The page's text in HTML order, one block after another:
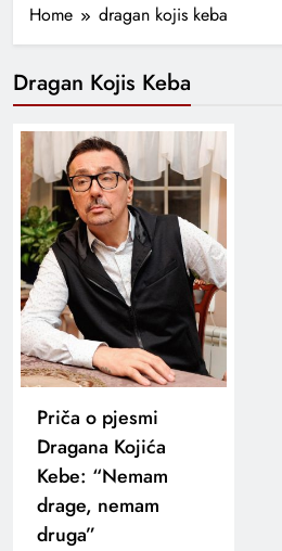
Home dragan kojis keba
Dragan Kojis Keba
Priča o pjesmi
Dragana Kojića
Kebe: “Nemam
drage, nemam
druga”